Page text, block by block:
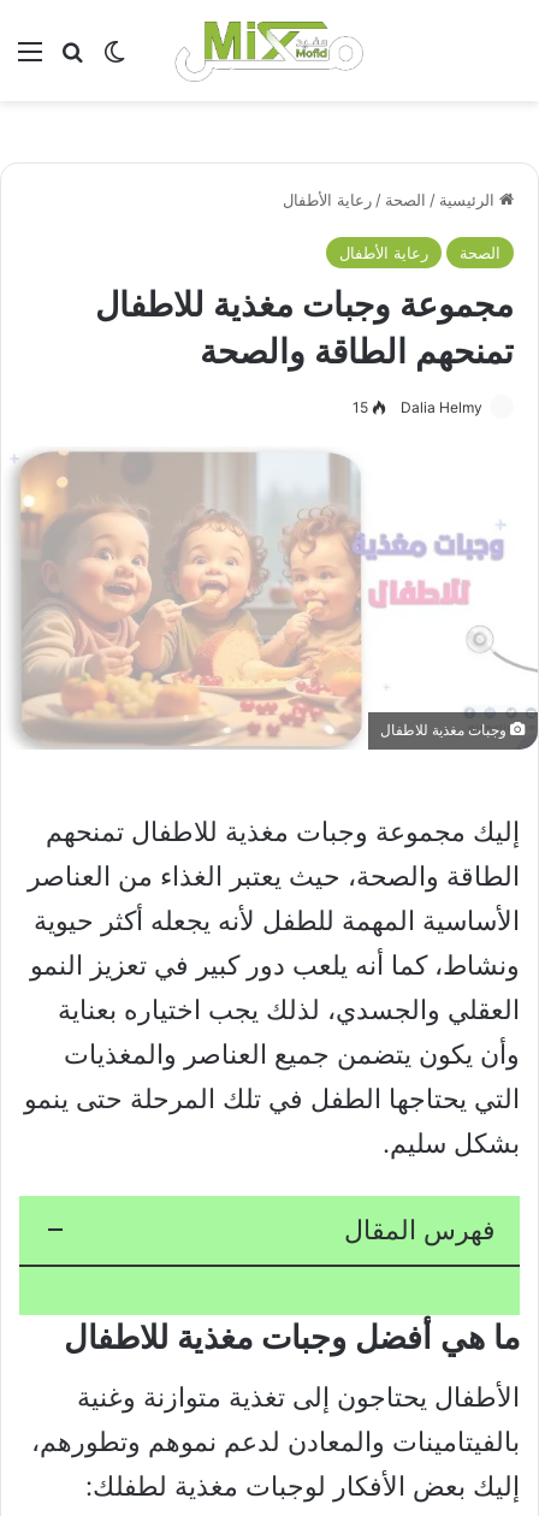
بحثالوضع
الرئيسية / الصحة /رعاية الأطفال
الصحة رعاية الأطفال
مجموعة وجبات مغذية للاطفال
تمنحهم الطاقة والصحة
Dalia Helmy
15
وجبات مغذية للاطفال
إليك مجموعة وجبات مغذية للاطفال تمنحهم
الطاقة والصحة، حيث يعتبر الغذاء من العناصر
الأساسية المهمة للطفل لأنه يجعله أكثر حيوية
ونشاط، كما أنه يلعب دور كبير في تعزيز النمو
العقلي والجسدي، لذلك يجب اختياره بعناية
وأن يكون يتضمن جميع العناصر والمغذيات
التي يحتاجها الطفل في تلك المرحلة حتى ينمو
بشكل سليم.
فهرس المقال
ما هي أفضل وجبات مغذية للاطفال
الأطفال يحتاجون إلى تغذية متوازنة وغنية
بالفيتامينات والمعادن لدعم نموهم وتطورهم،
إليك بعض الأفكار لوجبات مغذية لطفلك: